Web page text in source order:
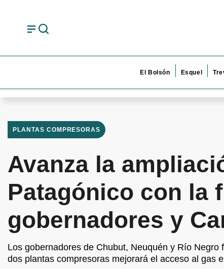
El Bolsón Esquel
PLANTAS COMPRESORAS
Avanza la
Patagónico con la
gobernadores y
Los gobernadores de Chubut, Neuquén y Río
dos plantas compresoras mejorará el acceso al gas